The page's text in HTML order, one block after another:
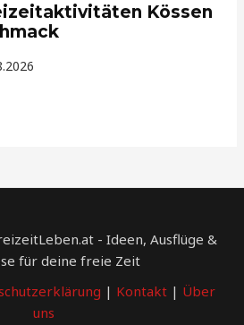
Kössen
- Ideen, Ausflüge &
für deine freie Zeit
| Kontakt | Über
uns